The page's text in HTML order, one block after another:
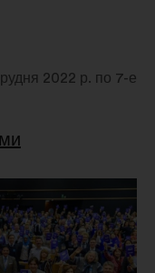
2022 р. по 7-е